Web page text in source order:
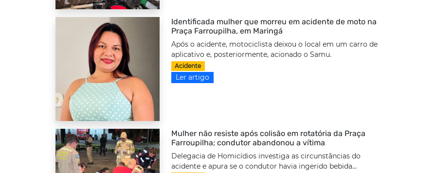
Identificada mulher que morreu em acidente de moto na
Praça Farroupilha, em Maringá
Após o acidente, motociclista deixou o local em um carro de
aplicativo e, posteriormente, acionado o Samu.
Acidente
Ler artigo
Mulher não resiste após colisão em rotatória da Praça
Farroupilha; condutor abandonou a vítima
Delegacia de Homicídios investiga as circunstâncias do
acidente e apura se o condutor havia ingerido bebida...